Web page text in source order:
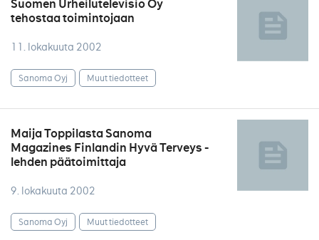
Suomen Urheilutelevisio Oy
tehostaa toimintojaan
11. lokakuuta 2002
Sanoma Oyj Muut tiedotteet
Maija Toppilasta Sanoma
Magazines Finlandin Hyvä Terveys -
lehden päätoimittaja
9. lokakuuta 2002
Sanoma Oyj Muut tiedotteet